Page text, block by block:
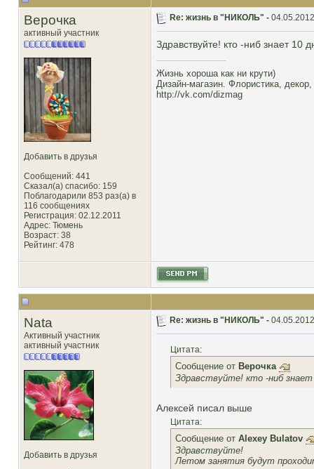
Верочка
активный участник
Добавить в друзья
Сообщений: 441
Сказал(а) спасибо: 159
Поблагодарили 853 раз(а) в
116 сообщениях
Регистрация: 02.12.2011
Адрес: Тюмень
Возраст: 38
Рейтинг: 478
Re: жизнь в "НИКОЛЬ" -
Здравствуйте! кто -ниб знает 10
Жизнь хороша как ни крути)
Дизайн-магазин. Флористика, декор,
http://vk.com/dizmag
Nata
Активный участник
активный участник
Добавить в друзья
Re: жизнь в "НИКОЛЬ" -
Цитата:
Сообщение от Верочка
Здравствуйте! кто -ниб
Алексей писал выше
Цитата:
Сообщение от Alexey Bulatov
Здравствуйте!
Летом занятия будут